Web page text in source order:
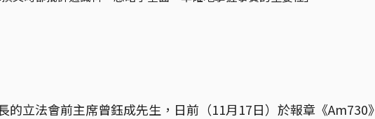
的立法會前主席曾鈺成先生，日前（11月17日）於報章《Am730》